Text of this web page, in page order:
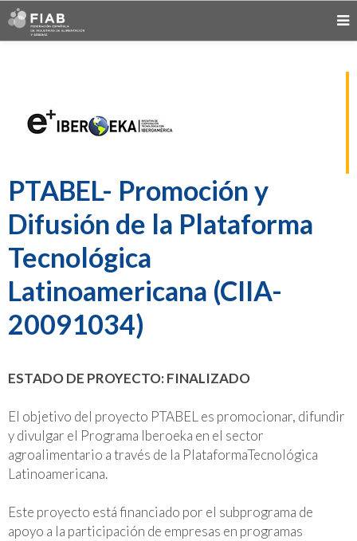
PTABEL- Promoción y
Difusión de la Plataforma
Tecnológica
Latinoamericana (CIIA-
20091034)
ESTADO DE PROYECTO: FINALIZADO
El objetivo del proyecto PTABEL es promocionar, difundir
y divulgar el Programa Iberoeka en el sector
agroalimentario a través de la PlataformaTecnológica
Latinoamericana.
Este proyecto está financiado por el subprograma de
apoyo a la participación de empresas en programas